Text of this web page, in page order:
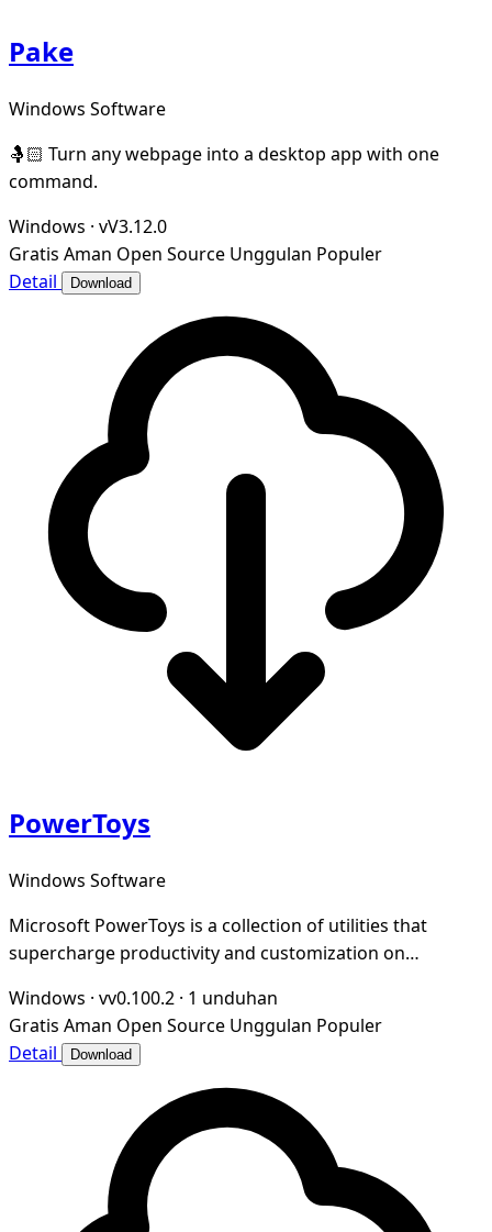
Pake
Windows Software
🤱🏻 Turn any webpage into a desktop app with one
command.
Windows · vV3.12.0
Gratis Aman Open Source Unggulan Populer
Detail
Download
PowerToys
Windows Software
Microsoft PowerToys is a collection of utilities that
supercharge productivity and customization on
Windows · vv0.100.2 · 1 unduhan
Gratis Aman Open Source Unggulan Populer
Detail
Download